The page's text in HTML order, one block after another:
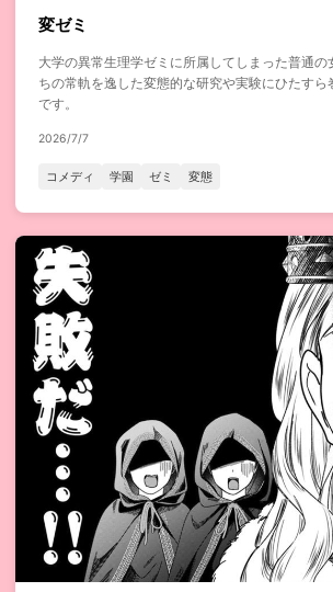
変ゼミ
大学の異常生理学ゼミに所属してしまった普通の
ちの常軌を逸した変態的な研究や実験にひたすら
です。
2026/7/7
コメディ 学園 ゼミ 変態